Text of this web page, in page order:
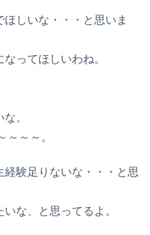
しいな・・・と思いま
ってほしいわね。
。
～～～。
験足りないな・・・と思
な、と思ってるよ。